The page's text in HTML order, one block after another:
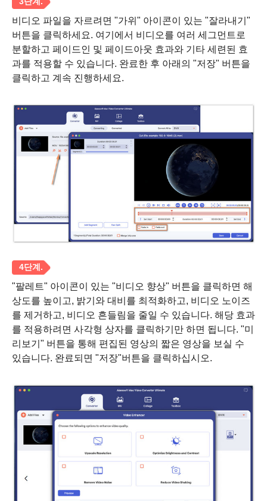
1 단계.
비디오 파일을 자르려면 "가위" 아이콘이 있는 "잘라내기"
버튼을 클릭하세요. 여기에서 비디오를 여러 세그먼트로
분할하고 페이드인 및 페이드아웃 효과와 기타 세련된 효
과를 적용할 수 있습니다. 완료한 후 아래의 "저장" 버튼을
클릭하고 계속 진행하세요.
"팔레트" 아이콘이 있는 "비디오 향상" 버튼을 클릭하면 해
상도를 높이고, 밝기와 대비를 최적화하고, 비디오 노이즈
를 제거하고, 비디오 흔들림을 줄일 수 있습니다. 해당 효과
를 적용하려면 사각형 상자를 클릭하기만 하면 됩니다. "미
리보기" 버튼을 통해 편집된 영상의 짧은 영상을 보실 수
있습니다. 완료되면 "저장"버튼을 클릭하십시오.